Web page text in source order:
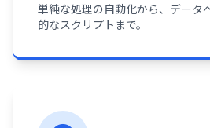
単純な処理の自動化から、データ
的なスクリプトまで。